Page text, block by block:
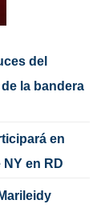
del
la bandera
en
en RD